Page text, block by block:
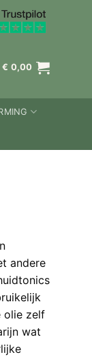
€ 0,00
andere
olie zelf
wat